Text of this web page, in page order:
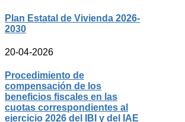
Plan Estatal de Vivienda 2026-
2030
20-04-2026
Procedimiento de
compensación de los
beneficios fiscales en las
cuotas correspondientes al
ejercicio 2026 del IBI y del IAE